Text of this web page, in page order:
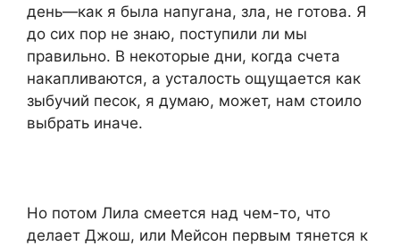
день—как я была напугана, зла, не готова. Я
до сих пор не знаю, поступили ли мы
правильно. В некоторые дни, когда счета
накапливаются, а усталость ощущается как
зыбучий песок, я думаю, может, нам стоило
выбрать иначе.
Но потом Лила смеется над чем-то, что
делает Джош, или Мейсон первым тянется к